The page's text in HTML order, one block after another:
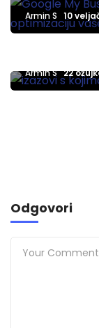
Armin S 10
HOTELI
Kako se
Armin S 22
Odgovori